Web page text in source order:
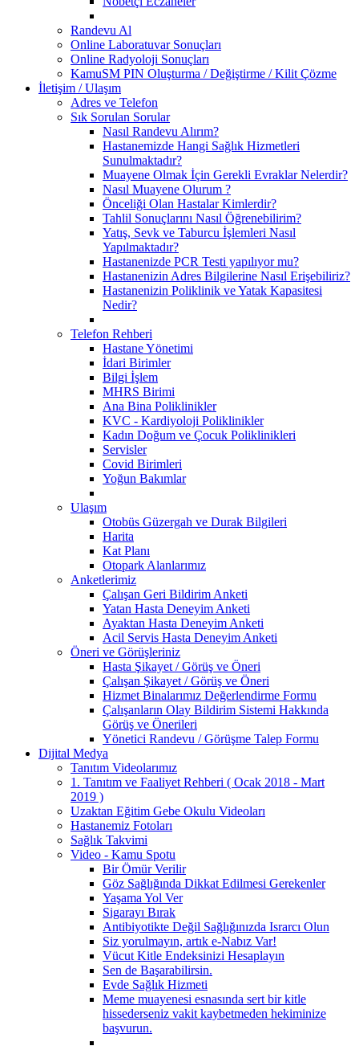
Randevu Al
Online Laboratuvar Sonuçları
Online Radyoloji Sonuçları
KamuSM PIN Oluşturma / Değiştirme / Kilit Çözme
İletişim / Ulaşım
Adres ve Telefon
Sık Sorulan Sorular
Nasıl Randevu Alırım?
Hastanemizde Hangi Sağlık Hizmetleri
Sunulmaktadır?
Muayene Olmak İçin Gerekli Evraklar Nelerdir?
Nasıl Muayene Olurum ?
Önceliği Olan Hastalar Kimlerdir?
Tahlil Sonuçlarını Nasıl Öğrenebilirim?
Yatış, Sevk ve Taburcu İşlemleri Nasıl
Yapılmaktadır?
Hastanenizde PCR Testi yapılıyor mu?
Hastanenizin Adres Bilgilerine Nasıl Erişebiliriz?
Hastanenizin Poliklinik ve Yatak Kapasitesi
Nedir?
Telefon Rehberi
Hastane Yönetimi
İdari Birimler
Bilgi İşlem
MHRS Birimi
Ana Bina Poliklinikler
KVC - Kardiyoloji Poliklinikler
Kadın Doğum ve Çocuk Poliklinikleri
Servisler
Covid Birimleri
Yoğun Bakımlar
Ulaşım
Otobüs Güzergah ve Durak Bilgileri
Harita
Kat Planı
Otopark Alanlarımız
Anketlerimiz
Çalışan Geri Bildirim Anketi
Yatan Hasta Deneyim Anketi
Ayaktan Hasta Deneyim Anketi
Acil Servis Hasta Deneyim Anketi
Öneri ve Görüşleriniz
Hasta Şikayet / Görüş ve Öneri
Çalışan Şikayet / Görüş ve Öneri
Hizmet Binalarımız Değerlendirme Formu
Çalışanların Olay Bildirim Sistemi Hakkında
Görüş ve Önerileri
Yönetici Randevu / Görüşme Talep Formu
Dijital Medya
Tanıtım Videolarımız
1. Tanıtım ve Faaliyet Rehberi ( Ocak 2018 - Mart
2019 )
Uzaktan Eğitim Gebe Okulu Videoları
Hastanemiz Fotoları
Sağlık Takvimi
Video - Kamu Spotu
Bir Ömür Verilir
Göz Sağlığında Dikkat Edilmesi Gerekenler
Yaşama Yol Ver
Sigarayı Bırak
Antibiyotikte Değil Sağlığınızda Israrcı Olun
Siz yorulmayın, artık e-Nabız Var!
Vücut Kitle Endeksinizi Hesaplayın
Sen de Başarabilirsin.
Evde Sağlık Hizmeti
Meme muayenesi esnasında sert bir kitle
hissederseniz vakit kaybetmeden hekiminize
başvurun.